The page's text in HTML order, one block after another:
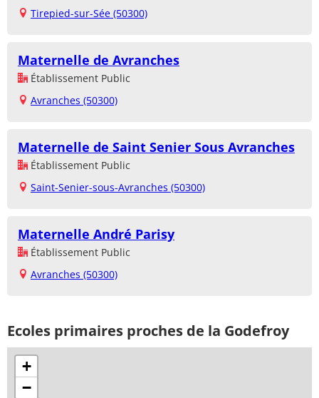
Tirepied-sur-Sée (50300)
Maternelle de Avranches
Établissement Public
Avranches (50300)
Maternelle de Saint Senier Sous Avranches
Établissement Public
Saint-Senier-sous-Avranches (50300)
Maternelle André Parisy
Établissement Public
Avranches (50300)
Ecoles primaires proches de la Godefroy
+
−